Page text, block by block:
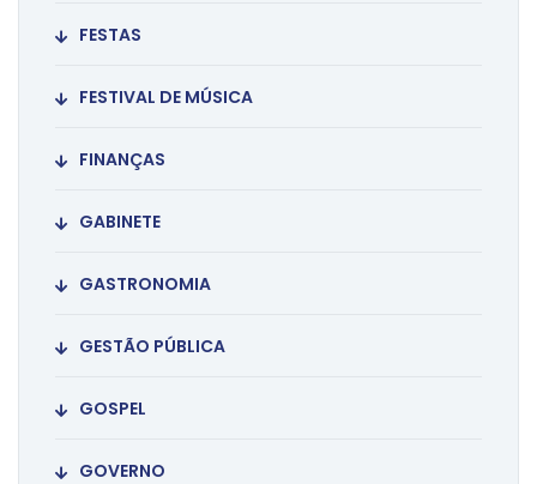
FESTAS
FESTIVAL DE MÚSICA
FINANÇAS
GABINETE
GASTRONOMIA
GESTÃO PÚBLICA
GOSPEL
GOVERNO